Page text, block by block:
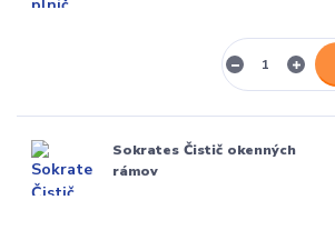
Sokrates Čistič okenných
rámov